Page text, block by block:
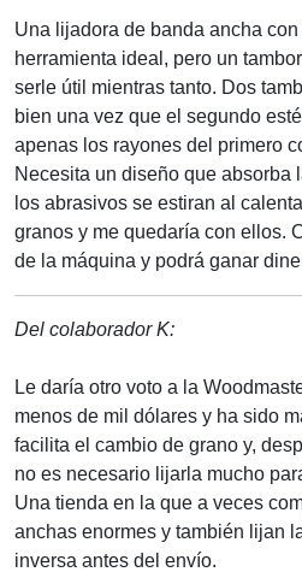
Una lijadora de banda ancha
herramienta ideal, pero un
serle útil mientras tanto. Dos
bien una vez que el segundo
apenas los rayones del primero
Necesita un diseño que absorba
los abrasivos se estiran al
granos y me quedaría con ellos.
de la máquina y podrá ganar
Del colaborador K:
Le daría otro voto a la
menos de mil dólares y ha sido
facilita el cambio de grano y,
no es necesario lijarla mucho
Una tienda en la que a veces
anchas enormes y también lijan
inversa antes del envío.